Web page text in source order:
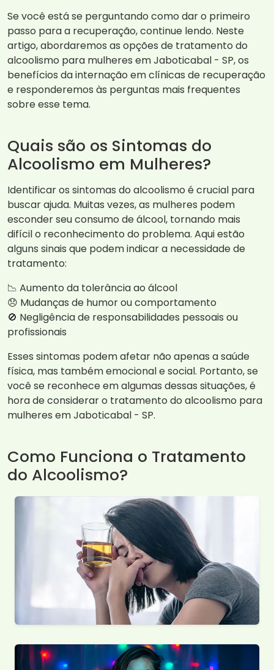
Se você está se perguntando como dar o primeiro
passo para a recuperação, continue lendo. Neste
artigo, abordaremos as opções de tratamento do
alcoolismo para mulheres em Jaboticabal - SP, os
benefícios da internação em clínicas de recuperação
e responderemos às perguntas mais frequentes
sobre esse tema.
Quais são os Sintomas do
Alcoolismo em Mulheres?
Identificar os sintomas do alcoolismo é crucial para
buscar ajuda. Muitas vezes, as mulheres podem
esconder seu consumo de álcool, tornando mais
difícil o reconhecimento do problema. Aqui estão
alguns sinais que podem indicar a necessidade de
tratamento:
📉 Aumento da tolerância ao álcool
😞 Mudanças de humor ou comportamento
🚫 Negligência de responsabilidades pessoais ou
profissionais
Esses sintomas podem afetar não apenas a saúde
física, mas também emocional e social. Portanto, se
você se reconhece em algumas dessas situações, é
hora de considerar o tratamento do alcoolismo para
mulheres em Jaboticabal - SP.
Como Funciona o Tratamento
do Alcoolismo?